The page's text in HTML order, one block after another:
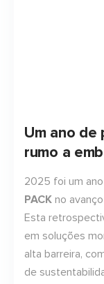
Um ano de
rumo a
2025 foi um
PACK no
Esta
em soluções
alta barreira,
de